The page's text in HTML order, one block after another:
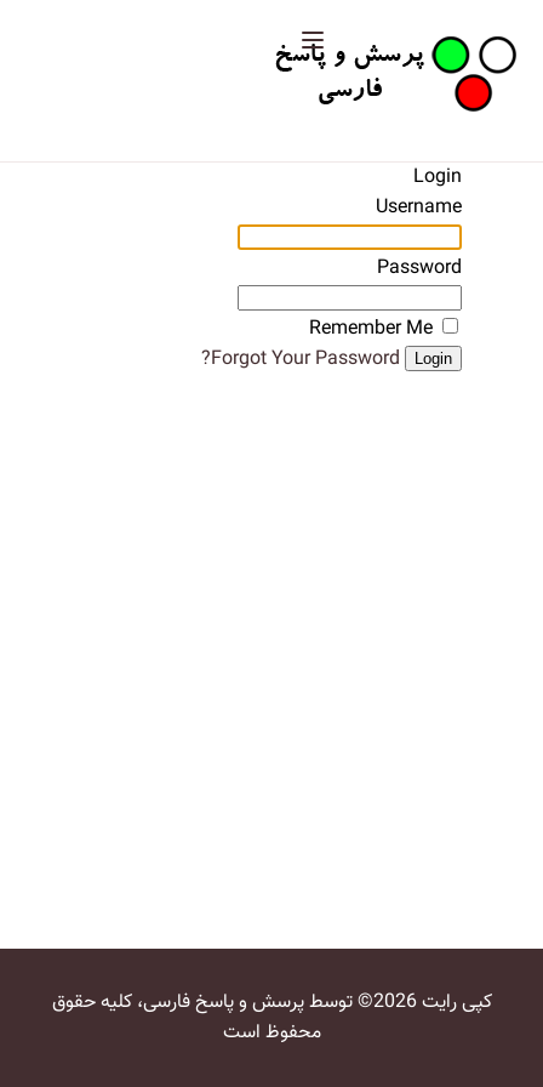
Login
Username
Password
Remember Me
Login
Forgot Your Password?
کپی رایت 2026© توسط پرسش و پاسخ فارسی، کلیه حقوق
محفوظ است